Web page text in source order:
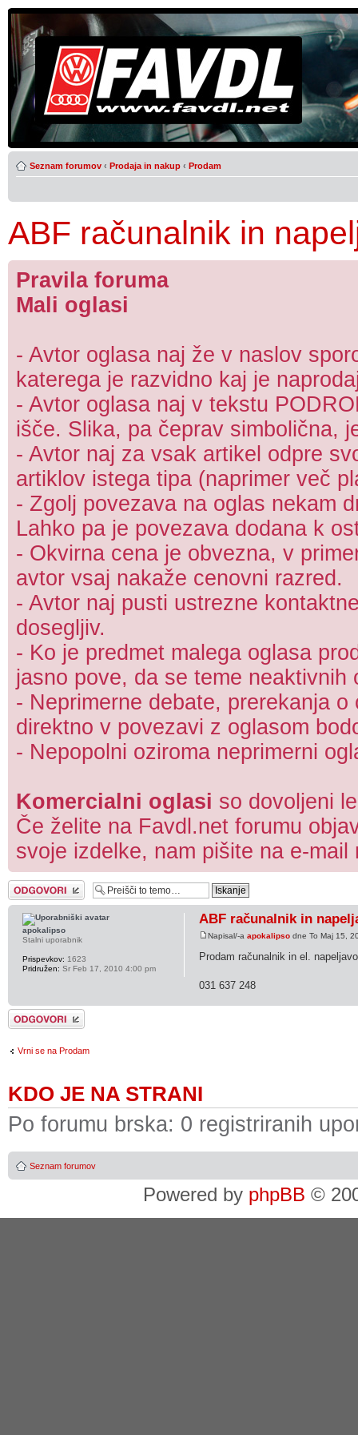
Seznam forumov ‹ Prodaja in nakup ‹ Prodam
ABF računalnik in
Pravila foruma
Mali oglasi
- Avtor oglasa naj že v naslov
katerega je razvidno kaj je
- Avtor oglasa naj v tekstu
išče. Slika, pa čeprav simbolična,
- Avtor naj za vsak artikel odpre
artiklov istega tipa (naprimer več
- Zgolj povezava na oglas nekam
Lahko pa je povezava dodana k
- Okvirna cena je obvezna, v
avtor vsaj nakaže cenovni razred.
- Avtor naj pusti ustrezne
dosegljiv.
- Ko je predmet malega oglasa
jasno pove, da se teme neaktivnih
- Neprimerne debate, prerekanja
direktno v povezavi z oglasom
- Nepopolni oziroma neprimerni
Komercialni oglasi so dovoljeni
Če želite na Favdl.net forumu
svoje izdelke, nam pišite na e-
Napiši odgovor
ABF računalnik in
Napisal/-aapokalipso dne To Maj 15,
Prodam računalnik in el.
031 637 248
apokalipso
Stalni uporabnik
Prispevkov: 1623
Pridružen: Sr Feb 17, 2010 4:00 pm
Napiši odgovor
Vrni se na Prodam
KDO JE NA STRANI
Po forumu brska: 0 registriranih
Seznam forumov
Powered by phpBB ©